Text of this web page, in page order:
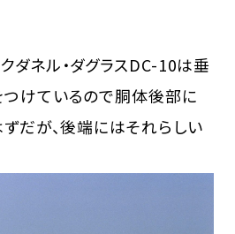
ダネル・ダグラスDC-10は垂
けているので胴体後部に
だが、後端にはそれらしい